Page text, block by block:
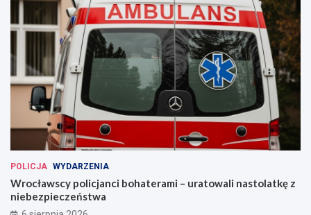
POLICJA WYDARZENIA
Wrocławscy policjanci bohaterami – uratowali nastolatkę z
niebezpieczeństwa